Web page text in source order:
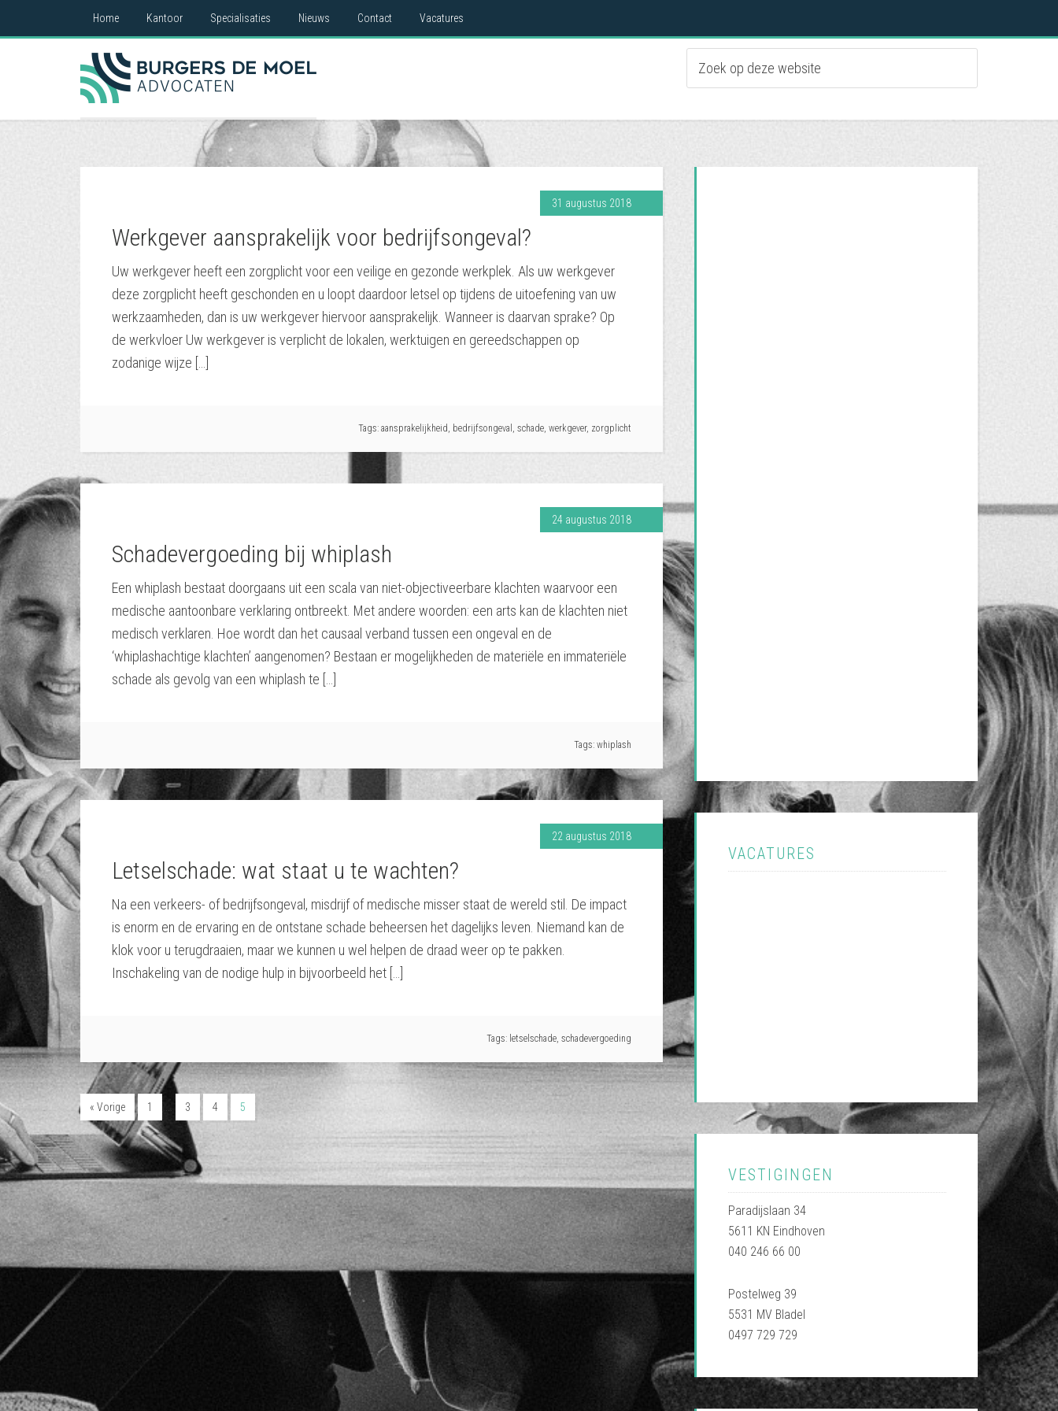
Home Kantoor Specialisaties Nieuws Contact Vacatures
31 augustus 2018
Werkgever aansprakelijk voor bedrijfsongeval?
Uw werkgever heeft een zorgplicht voor een veilige en gezonde werkplek. Als uw werkgever
deze zorgplicht heeft geschonden en u loopt daardoor letsel op tijdens de uitoefening van uw
werkzaamheden, dan is uw werkgever hiervoor aansprakelijk. Wanneer is daarvan sprake? Op
de werkvloer Uw werkgever is verplicht de lokalen, werktuigen en gereedschappen op
zodanige wijze […]
Tags: aansprakelijkheid, bedrijfsongeval , schade, werkgever, zorgplicht
24 augustus 2018
Schadevergoeding bij whiplash
Een whiplash bestaat doorgaans uit een scala van niet-objectiveerbare klachten waarvoor een
medische aantoonbare verklaring ontbreekt. Met andere woorden: een arts kan de klachten niet
medisch verklaren. Hoe wordt dan het causaal verband tussen een ongeval en de
‘whiplashachtige klachten’ aangenomen? Bestaan er mogelijkheden de materiële en immateriële
schade als gevolg van een whiplash te […]
Tags: whiplash
22 augustus 2018
Letselschade: wat staat u te wachten?
Na een verkeers- of bedrijfsongeval, misdrijf of medische misser staat de wereld stil. De impact
is enorm en de ervaring en de ontstane schade beheersen het dagelijks leven. Niemand kan de
klok voor u terugdraaien, maar we kunnen u wel helpen de draad weer op te pakken.
Inschakeling van de nodige hulp in bijvoorbeeld het […]
Tags: letselschade, schadevergoeding
« Vorige 1 3 4 5
VACATURES
VESTIGINGEN
Paradijslaan 34
5611 KN Eindhoven
040 246 66 00
Postelweg 39
5531 MV Bladel
0497 729 729